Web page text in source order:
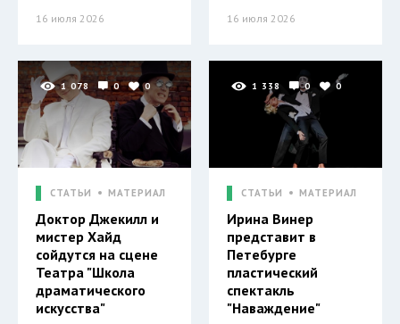
16 июля 2026 16 июля 2026
1 078 0 0
СТАТЬИ МАТЕРИАЛ
Доктор Джекилл и
мистер Хайд
сойдутся на сцене
Театра "Школа
драматического
искусства"
1 338 0 0
СТАТЬИ МАТЕРИАЛ
Ирина Винер
представит в
Петебурге
пластический
спектакль
"Наваждение"